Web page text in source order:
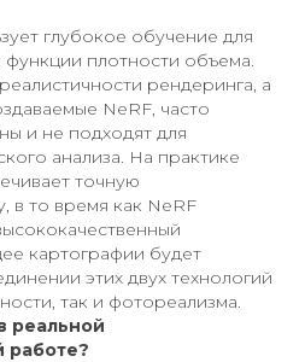
глубокое обучение для
плотности объема.
рендеринга, а
NeRF, часто
и не подходят для
анализа. На практике
точную
в то время как NeRF
картографии будет
этих двух технологий
так и фотореализма.
реальной
работе?